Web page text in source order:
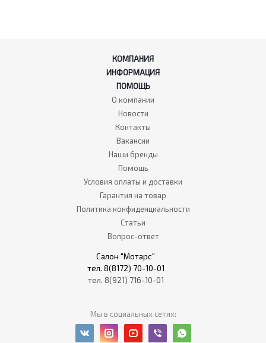
КОМПАНИЯ
ИНФОРМАЦИЯ
ПОМОЩЬ
О компании
Новости
Контакты
Вакансии
Наши бренды
Помощь
Условия оплаты и доставки
Гарантия на товар
Политика конфиденциальности
Статьи
Вопрос-ответ
Салон "Мотарс"
тел. 8(8172) 70-10-01
тел. 8(921) 716-10-01
Мы в социальных сетях: